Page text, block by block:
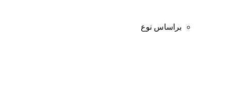
براساس نوع